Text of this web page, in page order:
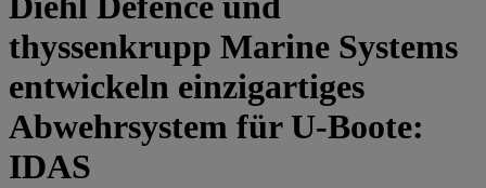
thyssenkrupp Marine Systems
entwickeln einzigartiges
Abwehrsystem für U-Boote:
IDAS